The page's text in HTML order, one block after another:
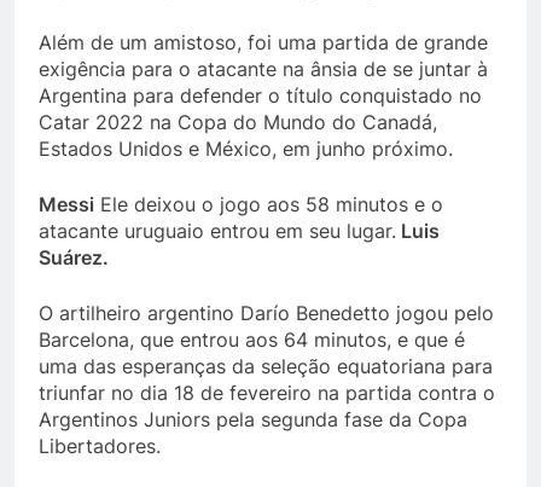
Além de um amistoso, foi uma partida de grande
exigência para o atacante na ânsia de se juntar à
Argentina para defender o título conquistado no
Catar 2022 na Copa do Mundo do Canadá,
Estados Unidos e México, em junho próximo.
Messi Ele deixou o jogo aos 58 minutos e o
atacante uruguaio entrou em seu lugar. Luis
Suárez.
O artilheiro argentino Darío Benedetto jogou pelo
Barcelona, ​​que entrou aos 64 minutos, e que é
uma das esperanças da seleção equatoriana para
triunfar no dia 18 de fevereiro na partida contra o
Argentinos Juniors pela segunda fase da Copa
Libertadores.